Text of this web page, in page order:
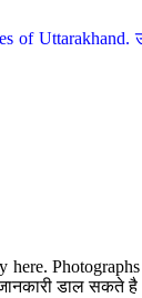
of Uttarakhand.
डाल सकते